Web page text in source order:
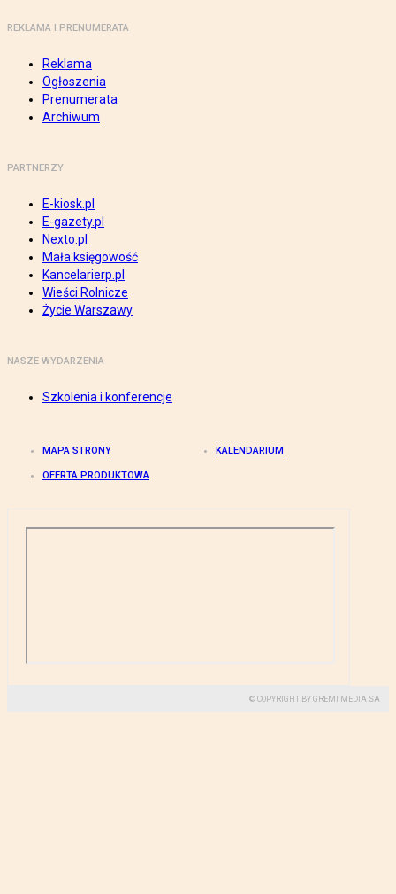
REKLAMA I PRENUMERATA
Reklama
Ogłoszenia
Prenumerata
Archiwum
PARTNERZY
E-kiosk.pl
E-gazety.pl
Nexto.pl
Mała księgowość
Kancelarierp.pl
Wieści Rolnicze
Życie Warszawy
NASZE WYDARZENIA
Szkolenia i konferencje
MAPA STRONY KALENDARIUM
OFERTA PRODUKTOWA
© COPYRIGHT BY GREMI MEDIA SA